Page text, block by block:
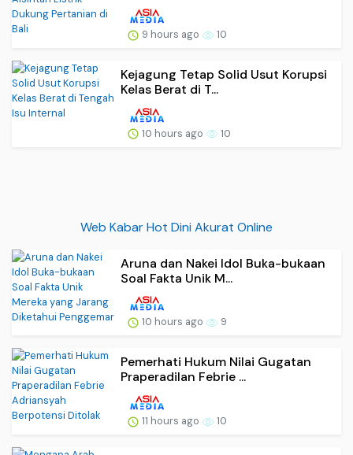
9 hours ago 10
Kejagung Tetap Solid Usut Korupsi
Kelas Berat di T...
10 hours ago 10
Web Kabar Hot Dini Akurat Online
Aruna dan Nakei Idol Buka-bukaan
Soal Fakta Unik M...
10 hours ago 9
Pemerhati Hukum Nilai Gugatan
Praperadilan Febrie ...
11 hours ago 10